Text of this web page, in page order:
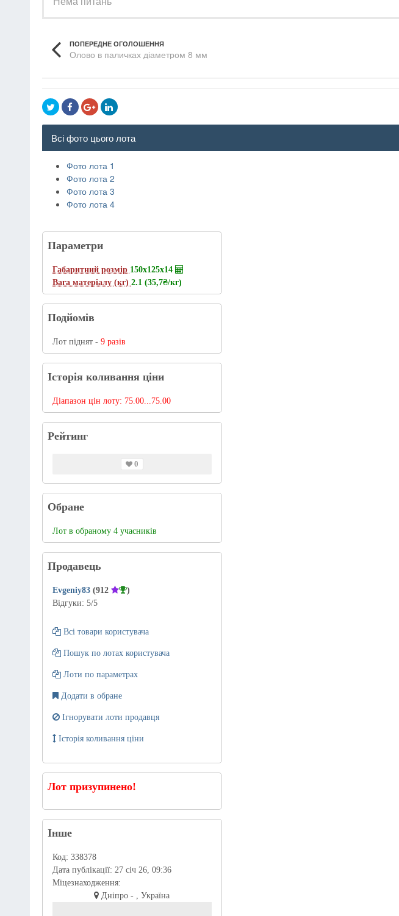
ПОПЕРЕДНЕ ОГОЛОШЕННЯ
Олово в паличках діаметром 8 мм
Всі фото цього лота
Фото лота 1
Фото лота 2
Фото лота 3
Фото лота 4
Параметри
Габаритний розмір 150х125х14
Вага матеріалу (кг) 2.1 (35,7₴/кг)
Подйомів
Лот піднят - 9 разів
Історія коливання ціни
Діапазон цін лоту: 75.00...75.00
Рейтинг
0
Обране
Лот в обраному 4 учасників
Продавець
Evgeniy83 (912
)
Відгуки: 5/5
Всі товари користувача
Пошук по лотах користувача
Лоти по параметрах
Додати в обране
Ігнорувати лоти продавця
Історія коливання ціни
Лот призупинено!
Інше
Код: 338378
Дата публікації: 27 січ 26, 09:36
Міцезнаходження:
Дніпро - , Україна